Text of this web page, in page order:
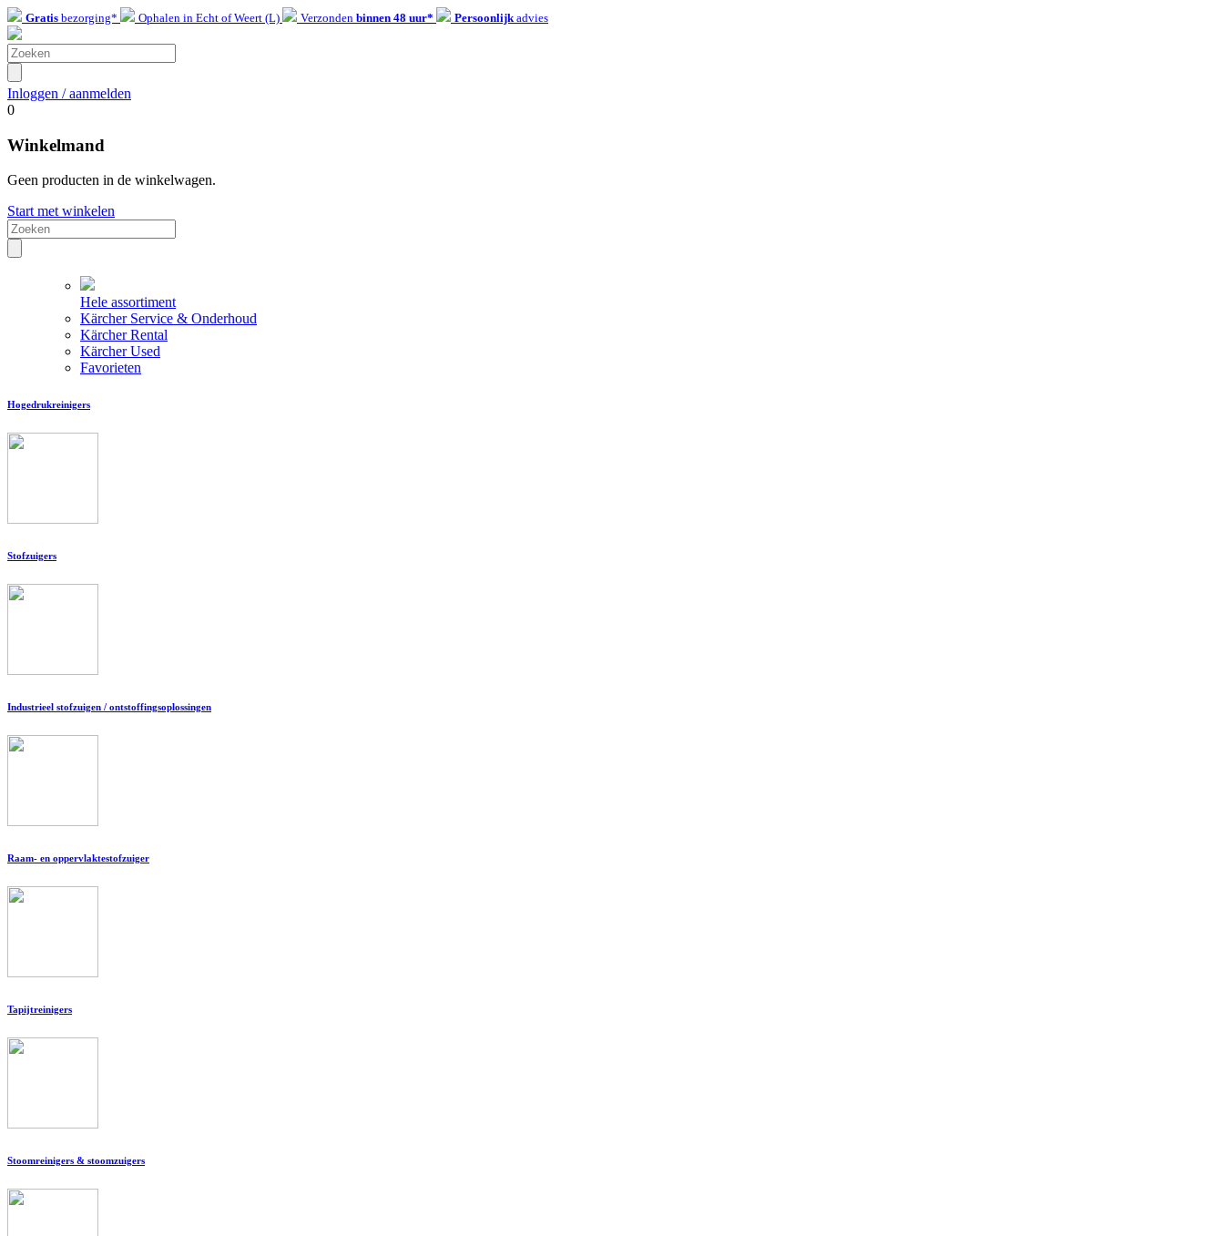
Gratis bezorging* Ophalen in Echt of Weert (L) Verzonden binnen 48 uur* Persoonlijkadvies
Inloggen / aanmelden
0
Winkelmand
Geen producten in de winkelwagen.
Start met winkelen
Hele assortiment
Kärcher Service & Onderhoud
Kärcher Rental
Kärcher Used
Favorieten
Hogedrukreinigers
Stofzuigers
Industrieel stofzuigen / ontstoffingsoplossingen
Raam- en oppervlaktestofzuiger
Tapijtreinigers
Stoomreinigers & stoomzuigers